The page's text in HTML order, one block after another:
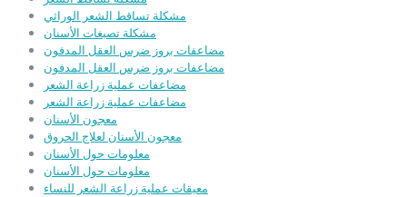
مشكلة تساقط الشعر الوراثي
مشكلة تصبغات الأسنان
مضاعفات بروز ضرس العقل المدفون
مضاعفات بروز ضرس العقل المدفون
مضاعفات عملية زراعة الشعر
مضاعفات عملية زراعة الشعر
معجون الأسنان
معجون الأسنان لعلاج الحروق
معلومات حول الأسنان
معلومات حول الأسنان
معيقات عملية زراعة الشعر للنساء